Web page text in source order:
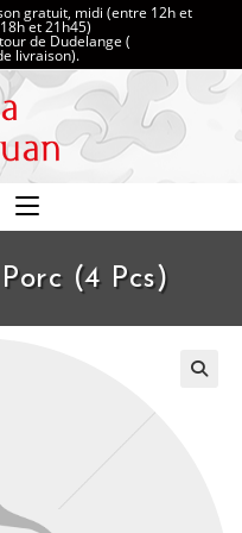
gratuit, midi (entre 12h et
et 21h45)
de Dudelange (
livraison).
(4 Pcs)